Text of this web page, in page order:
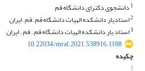
1 دانشجوی دکترای دانشگاه قم
2استادیار دانشکده الهیات دانشگاه قم .قم. ایران
3استاد یار دانشکده الهیات دانشگاه قم . قم . ایران
10.22034/mral.2021.538916.1188
چکیده